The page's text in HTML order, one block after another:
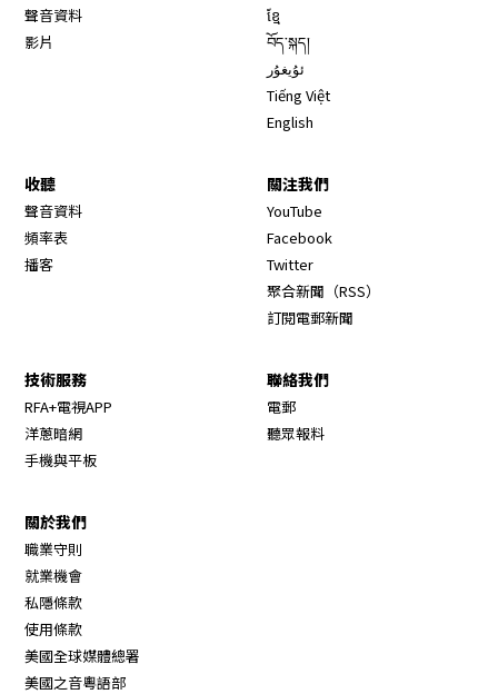
聲音資料
影片
ខ្មែ
བོད་སྐད།
ئۇيغۇر
Tiếng Việt
English
收聽
聲音資料
頻率表
播客
關注我們
YouTube
Facebook
Twitter
聚合新聞（RSS）
訂閱電郵新聞
技術服務
RFA+電視APP
洋蔥暗網
手機與平板
聯絡我們
電郵
聽眾報料
關於我們
職業守則
就業機會
私隱條款
使用條款
美國全球媒體總署
美國之音粵語部